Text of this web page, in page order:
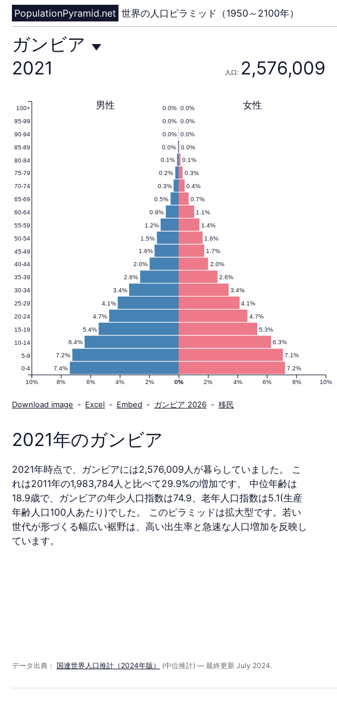
PopulationPyramid.net 世界の人口ピラミッド（1950～2100年）
ガ
ン
ビ
ア
の
人
口
ピ
ラ
ミ
ッ
年
ガンビア
2021
人口: 2,576,009
7.2%
7.4%
7.1%
7.2%
6.3%
6.4%
5.3%
5.4%
4.7%
4.7%
4.1%
4.1%
3.4%
3.4%
2.6%
2.6%
2.0%
2.0%
1.7%
1.6%
1.6%
1.5%
1.4%
1.2%
1.1%
0.9%
0.7%
0.5%
0.4%
0.3%
0.3%
0.2%
0.1%
0.1%
0.0%
0.0%
0.0%
0.0%
0.0%
0.0%
0.0%
0.0% 女性
男性
0% 2% 4% 6% 8% 10%
10% 8% 6% 4% 2% 0%
0-4
5-9
10-14
15-19
20-24
25-29
30-34
35-39
40-44
45-49
50-54
55-59
60-64
65-69
70-74
75-79
80-84
85-89
90-94
95-99
100+
Download image - Excel - Embed - ガンビア 2026 - 移民
2021年のガンビア
2021年時点で、ガンビアには2,576,009人が暮らしていました。 こ
れは2011年の1,983,784人と比べて29.9%の増加です。 中位年齢は
18.9歳で、ガンビアの年少人口指数は74.9、老年人口指数は5.1(生産
年齢人口100人あたり)でした。 このピラミッドは拡大型です。若い
世代が形づくる幅広い裾野は、高い出生率と急速な人口増加を反映し
ています。
データ出典： 国連世界人口推計（2024年版） (中位推計) — 最終更新 July 2024.